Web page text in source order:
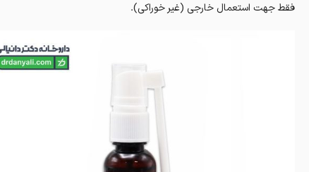
فقط جهت استعمال خارجی (غیر خوراکی).